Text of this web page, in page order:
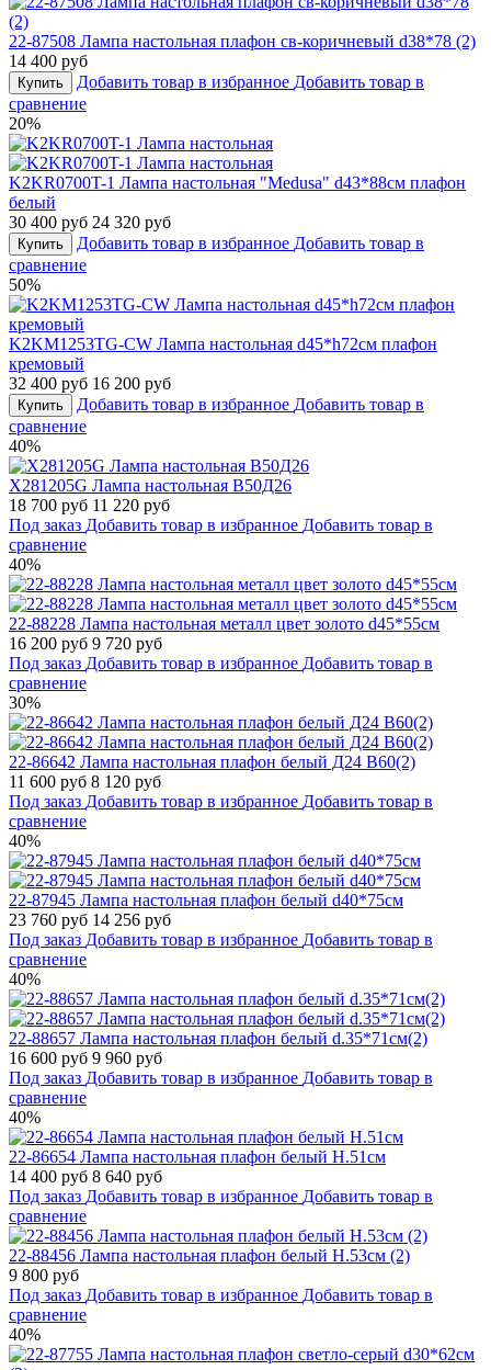
22-87508 Лампа настольная плафон св-коричневый d38*78 (2)
14 400 руб
Купить Добавить товар в избранное Добавить товар в
сравнение
20%
K2KR0700T-1 Лампа настольная "Medusa" d43*88см плафон
белый
30 400 руб 24 320 руб
Купить Добавить товар в избранное Добавить товар в
сравнение
50%
K2KM1253TG-CW Лампа настольная d45*h72см плафон
кремовый
32 400 руб 16 200 руб
Купить Добавить товар в избранное Добавить товар в
сравнение
40%
X281205G Лампа настольная В50Д26
18 700 руб 11 220 руб
Под заказ Добавить товар в избранное Добавить товар в
сравнение
40%
22-88228 Лампа настольная металл цвет золото d45*55см
16 200 руб 9 720 руб
Под заказ Добавить товар в избранное Добавить товар в
сравнение
30%
22-86642 Лампа настольная плафон белый Д24 В60(2)
11 600 руб 8 120 руб
Под заказ Добавить товар в избранное Добавить товар в
сравнение
40%
22-87945 Лампа настольная плафон белый d40*75см
23 760 руб 14 256 руб
Под заказ Добавить товар в избранное Добавить товар в
сравнение
40%
22-88657 Лампа настольная плафон белый d.35*71см(2)
16 600 руб 9 960 руб
Под заказ Добавить товар в избранное Добавить товар в
сравнение
40%
22-86654 Лампа настольная плафон белый Н.51см
14 400 руб 8 640 руб
Под заказ Добавить товар в избранное Добавить товар в
сравнение
22-88456 Лампа настольная плафон белый Н.53см (2)
9 800 руб
Под заказ Добавить товар в избранное Добавить товар в
сравнение
40%